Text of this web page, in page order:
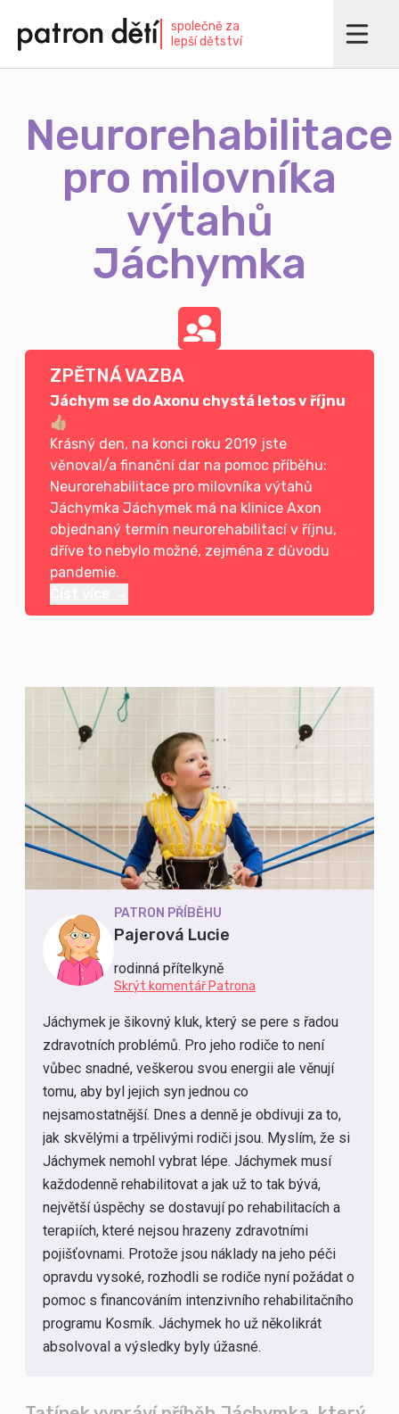
hlavnímu
obsahu
společně za
lepší dětství
Neurorehabilitace
pro milovníka
výtahů
Jáchymka
ZPĚTNÁ VAZBA
Jáchym se do Axonu chystá letos v říjnu
👍🏼
Krásný den, na konci roku 2019 jste
věnoval/a finanční dar na pomoc příběhu:
Neurorehabilitace pro milovníka výtahů
Jáchymka Jáchymek má na klinice Axon
objednaný termín neurorehabilitací v říjnu,
dříve to nebylo možné, zejména z důvodu
pandemie.
PATRON PŘÍBĚHU
Pajerová Lucie
rodinná přítelkyně
Skrýt komentář Patrona
Jáchymek je šikovný kluk, který se pere s řadou
zdravotních problémů. Pro jeho rodiče to není
vůbec snadné, veškerou svou energii ale věnují
tomu, aby byl jejich syn jednou co
nejsamostatnější. Dnes a denně je obdivuji za to,
jak skvělými a trpělivými rodiči jsou. Myslím, že si
Jáchymek nemohl vybrat lépe. Jáchymek musí
každodenně rehabilitovat a jak už to tak bývá,
největší úspěchy se dostavují po rehabilitacích a
terapiích, které nejsou hrazeny zdravotními
pojišťovnami. Protože jsou náklady na jeho péči
opravdu vysoké, rozhodli se rodiče nyní požádat o
pomoc s financováním intenzivního rehabilitačního
programu Kosmík. Jáchymek ho už několikrát
absolvoval a výsledky byly úžasné.